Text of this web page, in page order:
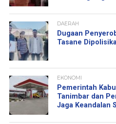
DAERAH
Dugaan
Tasane
EKONOMI
Pemerintah
Tanimbar dan
Jaga Keandalan